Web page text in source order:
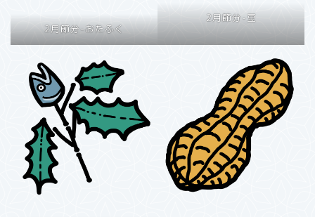
2月節分-おたふく
2月節分-豆